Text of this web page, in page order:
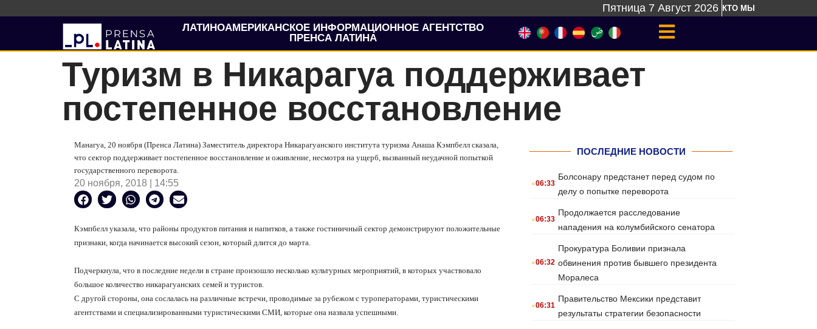
Пятница 7 Август 2026 КТО МЫ
ЛАТИНОАМЕРИКАНСКОЕ ИНФОРМАЦИОННОЕ АГЕНТСТВО
ПРЕНСА ЛАТИНА
Туризм в Никарагуа поддерживает
постепенное восстановление
Манагуа, 20 ноября (Пренса Латина) Заместитель директора Никарагуанского института туризма Анаша Кэмпбелл сказала,
что сектор поддерживает постепенное восстановление и оживление, несмотря на ущерб, вызванный неудачной попыткой
государственного переворота.
20 ноября, 2018 | 14:55
Кэмпбелл указала, что районы продуктов питания и напитков, а также гостиничный сектор демонстрируют положительные
признаки, когда начинается высокий сезон, который длится до марта.
Подчеркнула, что в последние недели в стране произошло несколько культурных мероприятий, в которых участвовало
большое количество никарагуанских семей и туристов.
С другой стороны, она сослалась на различные встречи, проводимые за рубежом с туроператорами, туристическими
агентствами и специализированными туристическими СМИ, которые она назвала успешными.
ПОСЛЕДНИЕ НОВОСТИ
.06:33
Болсонару предстанет перед судом по
делу о попытке переворота
.06:33
Продолжается расследование
нападения на колумбийского сенатора
.06:32
Прокуратура Боливии признала
обвинения против бывшего президента
Моралеса
.06:31
Правительство Мексики представит
результаты стратегии безопасности